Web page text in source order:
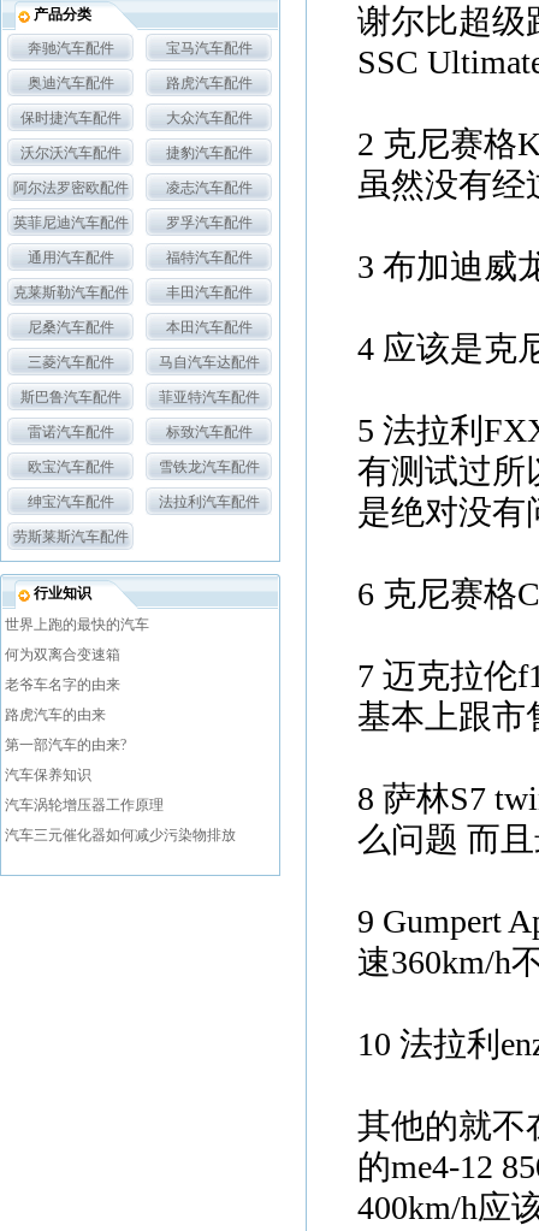
产品分类
奔驰汽车配件
宝马汽车配件
奥迪汽车配件 路虎汽车配件
保时捷汽车配件 大众汽车配件
沃尔沃汽车配件 捷豹汽车配件
阿尔法罗密欧配件 凌志汽车配件
英菲尼迪汽车配件 罗孚汽车配件
通用汽车配件 福特汽车配件
克莱斯勒汽车配件 丰田汽车配件
尼桑汽车配件 本田汽车配件
三菱汽车配件 马自汽车达配件
斯巴鲁汽车配件 菲亚特汽车配件
雷诺汽车配件 标致汽车配件
欧宝汽车配件 雪铁龙汽车配件
绅宝汽车配件 法拉利汽车配件
劳斯莱斯汽车配件
行业知识
世界上跑的最快的汽车
何为双离合变速箱
老爷车名字的由来
路虎汽车的由来
第一部汽车的由来?
汽车保养知识
汽车涡轮增压器工作原理
汽车三元催化器如何减少污染物排放
谢尔比超级
SSC
2 克尼赛格
虽然没有经
3 布加迪威
4 应该是克
5 法拉利
有测试过所
是绝对没有
6 克尼赛格
7 迈克拉伦
基本上跟市
8 萨林S7
么问题 而
9 Gumpert
速360km/h
10 法拉利
其他的就不
的me4-12
400km/h应